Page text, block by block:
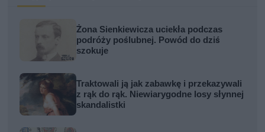
Żona Sienkiewicza uciekła podczas
podróży poślubnej. Powód do dziś
szokuje
Traktowali ją jak zabawkę i przekazywali
z rąk do rąk. Niewiarygodne losy słynnej
skandalistki